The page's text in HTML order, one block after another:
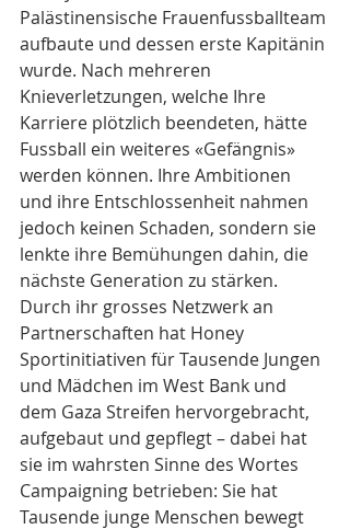
Palästinensische Frauenfussballteam
aufbaute und dessen erste Kapitänin
wurde. Nach mehreren
Knieverletzungen, welche Ihre
Karriere plötzlich beendeten, hätte
Fussball ein weiteres «Gefängnis»
werden können. Ihre Ambitionen
und ihre Entschlossenheit nahmen
jedoch keinen Schaden, sondern sie
lenkte ihre Bemühungen dahin, die
nächste Generation zu stärken.
Durch ihr grosses Netzwerk an
Partnerschaften hat Honey
Sportinitiativen für Tausende Jungen
und Mädchen im West Bank und
dem Gaza Streifen hervorgebracht,
aufgebaut und gepflegt – dabei hat
sie im wahrsten Sinne des Wortes
Campaigning betrieben: Sie hat
Tausende junge Menschen bewegt